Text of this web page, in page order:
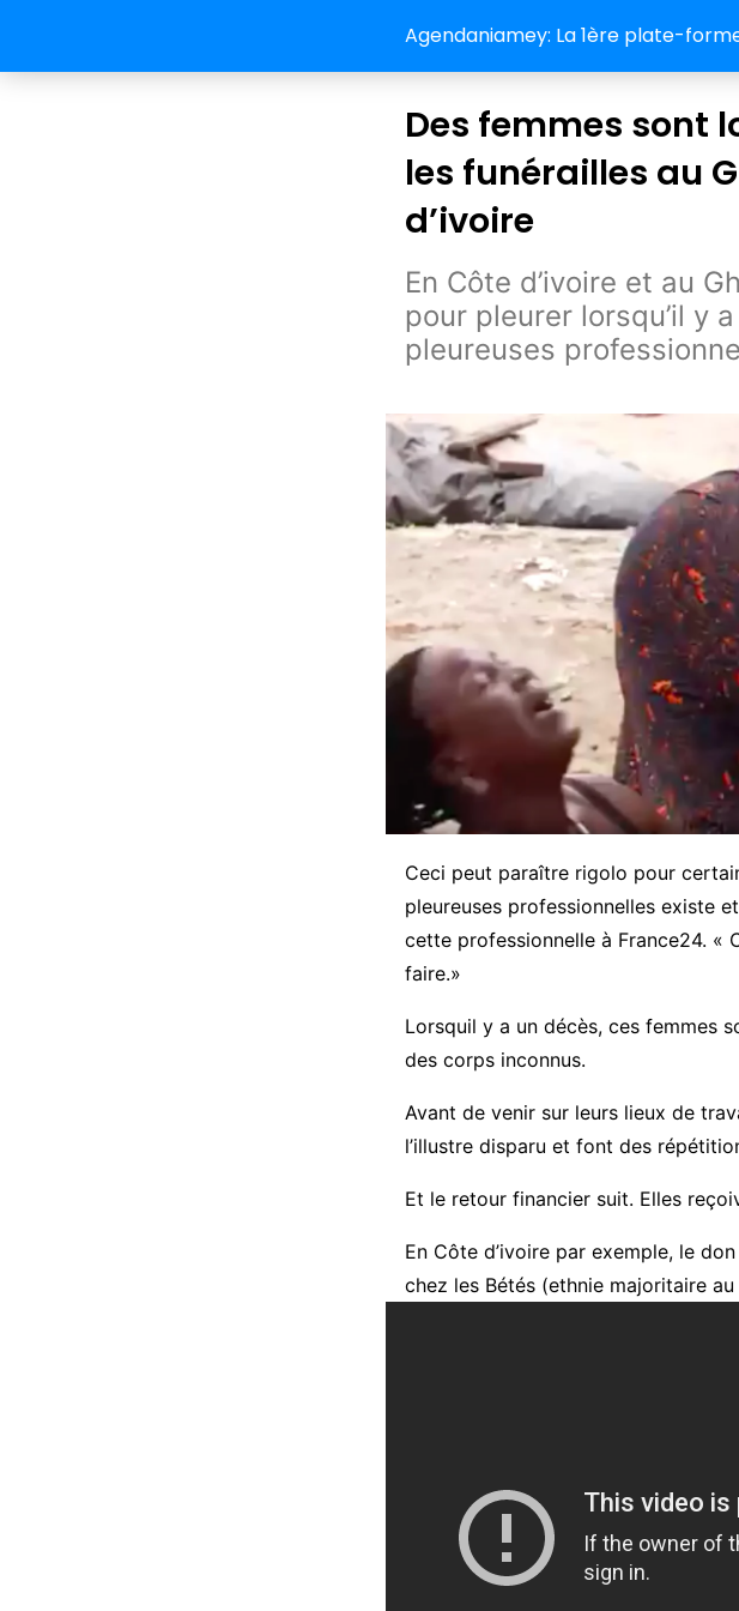
Agendaniamey: La 1ère plate-
Des femmes sont
les funérailles au
d’ivoire
En Côte d’ivoire et au
pour pleurer lorsqu’il y
pleureuses
Ceci peut paraître rigolo pour
pleureuses professionnelles existe
cette professionnelle à France24. «
faire.»
Lorsquil y a un décès, ces femmes
des corps inconnus.
Avant de venir sur leurs lieux de
l’illustre disparu et font des
Et le retour financier suit. Elles
En Côte d’ivoire par exemple, le
chez les Bétés (ethnie majoritaire